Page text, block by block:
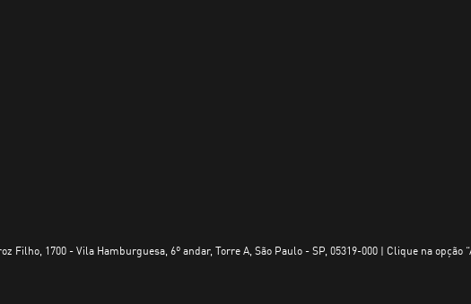
Filho, 1700 - Vila Hamburguesa, 6º andar, Torre A, São Paulo - SP, 05319-000 | Clique na